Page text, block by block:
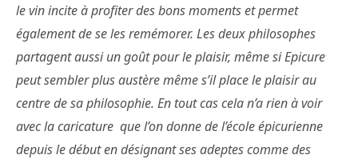
le vin incite à profiter des bons moments et permet
également de se les remémorer. Les deux philosophes
partagent aussi un goût pour le plaisir, même si Epicure
peut sembler plus austère même s’il place le plaisir au
centre de sa philosophie. En tout cas cela n’a rien à voir
avec la caricature que l’on donne de l’école épicurienne
depuis le début en désignant ses adeptes comme des